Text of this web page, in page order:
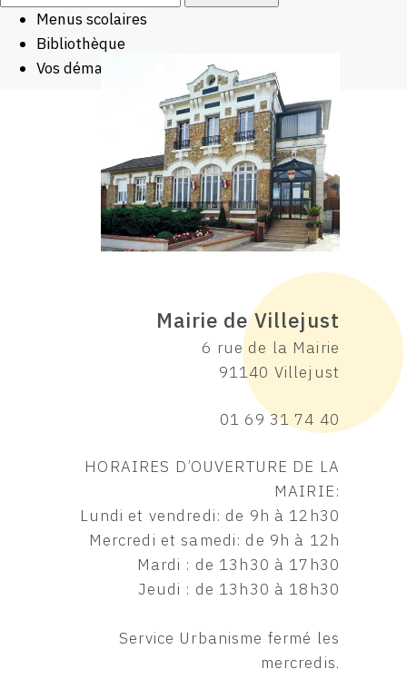
Menus scolaires
Bibliothèque
Vos démarches
Mairie de Villejust
6 rue de la Mairie
91140 Villejust
01 69 31 74 40
HORAIRES D’OUVERTURE DE LA
MAIRIE:
Lundi et vendredi: de 9h à 12h30
Mercredi et samedi: de 9h à 12h
Mardi : de 13h30 à 17h30
Jeudi : de 13h30 à 18h30
Service Urbanisme fermé les
mercredis.